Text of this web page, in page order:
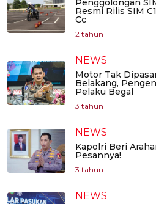
Penggolongan
Resmi Rilis SIM
Cc
2 tahun
NEWS
Motor Tak
Belakang,
Pelaku Begal
3 tahun
NEWS
Kapolri Beri
Pesannya!
3 tahun
NEWS